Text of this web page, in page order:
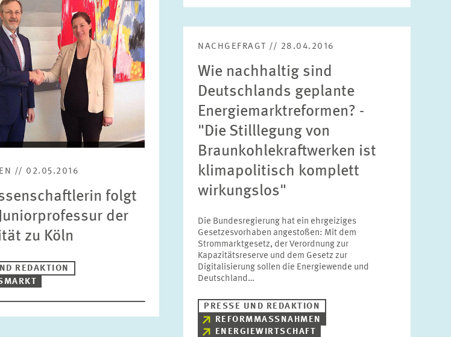
// 02.05.2016
folgt
der
zu Köln
REDAKTION
NACHGEFRAGT // 28.04.2016
Wie nachhaltig sind
Deutschlands geplante
Energiemarktreformen? -
"Die Stilllegung von
Braunkohlekraftwerken ist
klimapolitisch komplett
wirkungslos"
Die Bundesregierung hat ein ehrgeiziges
Gesetzesvorhaben angestoßen: Mit dem
Strommarktgesetz, der Verordnung zur
Kapazitätsreserve und dem Gesetz zur
Digitalisierung sollen die Energiewende und
Deutschland…
PRESSE UND REDAKTION
REFORMMASSNAHMEN
ENERGIEWIRTSCHAFT